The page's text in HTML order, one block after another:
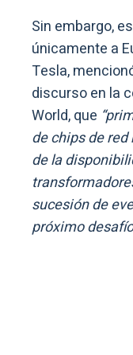
Sin embargo,
únicamente a
Tesla,
discurso en la
World, que
de chips de
de la
sucesión de
próximo